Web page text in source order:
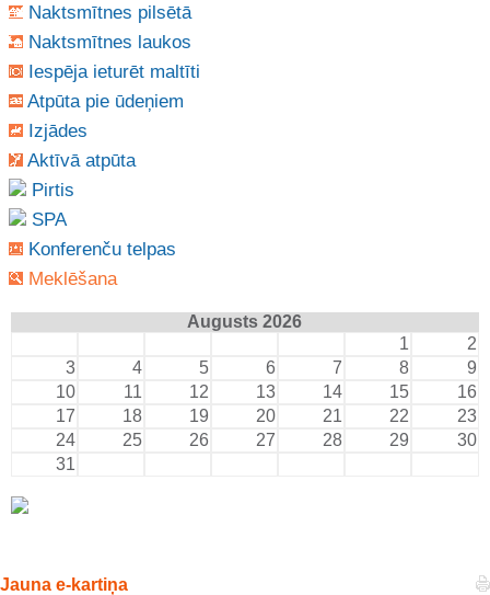
Naktsmītnes pilsētā
Naktsmītnes laukos
Iespēja ieturēt maltīti
Atpūta pie ūdeņiem
Izjādes
Aktīvā atpūta
Pirtis
SPA
Konferenču telpas
Meklēšana
Augusts 2026
1
2
3
4 5 6 7 8
9
10
11 12 13 14 15
16
17
18 19 20 21 22
23
24
25 26 27 28 29
30
31
Jauna e-kartiņa